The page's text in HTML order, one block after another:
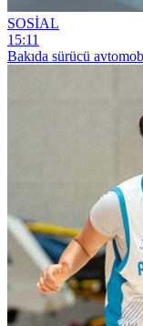
SOSİAL
15:11
Bakıda sürücü